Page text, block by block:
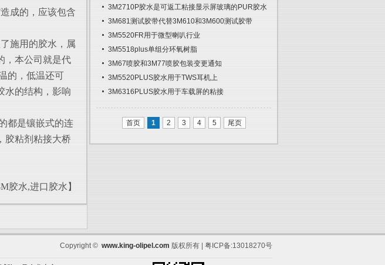
成的，应该包含
施用的胶水，属
，本公司就是代
的，低温还可
水的结构，影响
都是镶嵌式的连
胶粘剂粘接大桥
胶水,进口胶水】
3M2710P胶水是可返工粘接显示屏玻璃的PUR胶水
3M681测试胶带代替3M610和3M600测试胶带
3M5520FR用于微型喇叭行业
3M5518plus单组分环氧树脂
3M67喷胶和3M77喷胶包装变更通知
3M5520PLUS胶水用于TWS耳机上
3M6316PLUS胶水用于车载屏的粘接
首页 1 2 3 4 5 尾页
Copyright © www.king-olipel.com 版权所有 | 粤ICP备:13018270号